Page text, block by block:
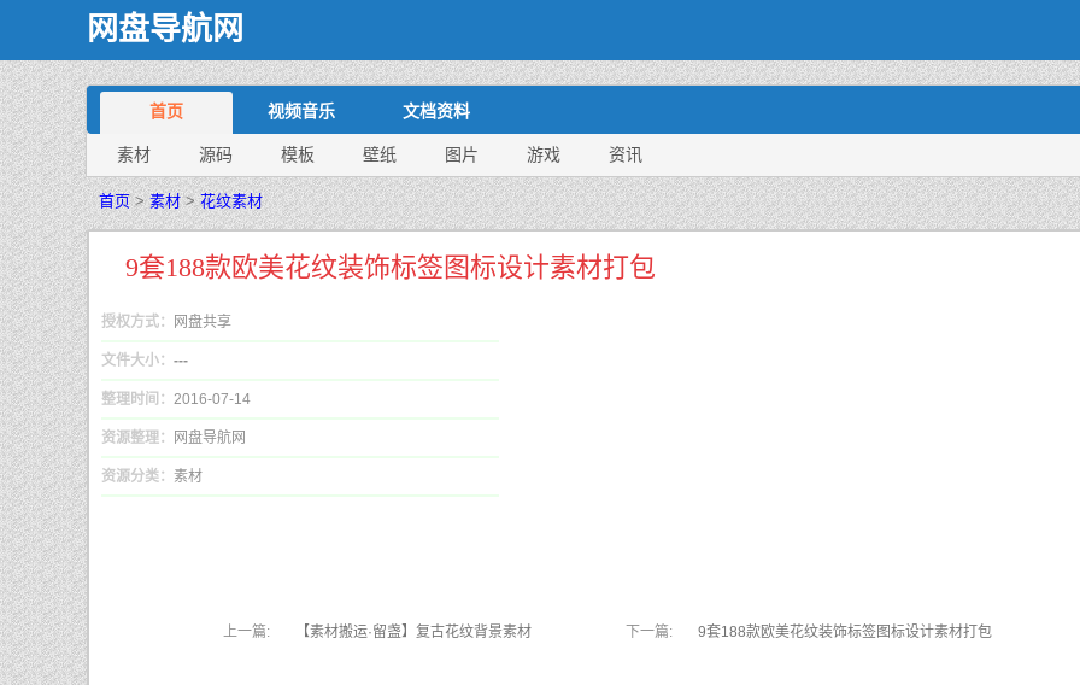
网盘导航网
首页 视频音乐 文档资料
素材 源码 模板 壁纸 图片 游戏 资讯
首页>素材>花纹素材
9套188款欧美花纹装饰标签图标设计素材打包
授权方式： 网盘共享
文件大小： ---
整理时间： 2016-07-14
资源整理： 网盘导航网
资源分类： 素材
上一篇: 【素材搬运·留盏】复古花纹背景素材 下一篇: 9套188款欧美花纹装饰标签图标设计素材打包